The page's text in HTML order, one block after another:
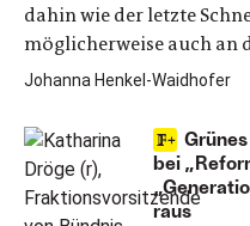
dahin wie der letzte
möglicherweise auch an
Johanna Henkel-Waidhofer
bei
raus